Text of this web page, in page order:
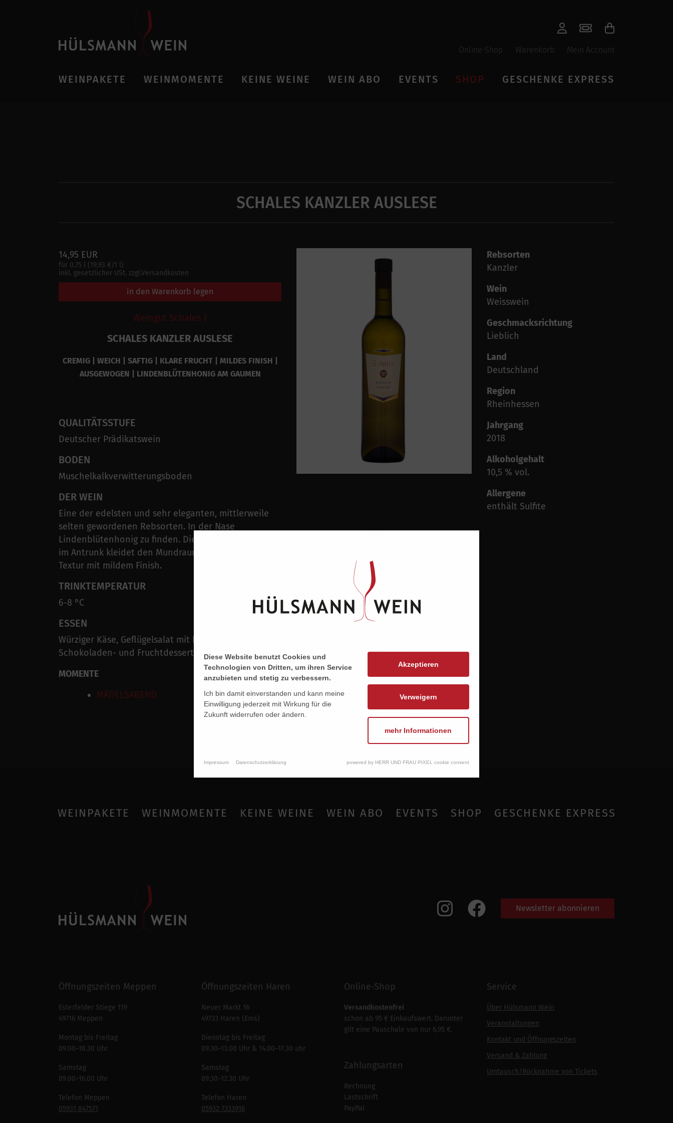
Online-Shop Warenkorb Mein Account
WEINPAKETE WEINMOMENTE KEINE WEINE WEIN ABO EVENTS SHOP GESCHENKE EXPRESS
SCHALES KANZLER AUSLESE
14,95 EUR
für 0.75 l (19,93 €/1 l)
inkl. gesetzlicher USt. zzgl.Versandkosten
in den Warenkorb legen
Weingut Schales |
SCHALES KANZLER AUSLESE
CREMIG | WEICH | SAFTIG | KLARE FRUCHT | MILDES FINISH |
AUSGEWOGEN | LINDENBLÜTENHONIG AM GAUMEN
QUALITÄTSSTUFE
Deutscher Prädikatswein
BODEN
Muschelkalkverwitterungsboden
DER WEIN
Eine der edelsten und sehr eleganten, mittlerweile
selten gewordenen Rebsorten. In der Nase
Lindenblütenhonig zu finden. Die saftig-süße Frucht
im Antrunk kleidet den Mundraum sanft aus. Cremige
Textur mit mildem Finish.
TRINKTEMPERATUR
6-8 °C
ESSEN
Würziger Käse, Geflügelsalat mit Früchten,
Schokoladen- und Fruchtdesserts
MOMENTE
MÄDELSABEND
Rebsorten
Kanzler
Wein
Weisswein
Geschmacksrichtung
Lieblich
Land
Deutschland
Region
Rheinhessen
Jahrgang
2018
Alkoholgehalt
10,5 % vol.
Allergene
enthält Sulfite
WEINPAKETE WEINMOMENTE KEINE WEINE WEIN ABO EVENTS SHOP GESCHENKE EXPRESS
Newsletter abonnieren
Öffnungszeiten Meppen
Esterfelder Stiege 119
49716 Meppen
Montag bis Freitag
09.00–18.30 Uhr
Samstag
09.00–16.00 Uhr
Telefon Meppen
05931 847571
Öffnungszeiten Haren
Neuer Markt 16
49733 Haren (Ems)
Dienstag bis Freitag
09.30–13.00 Uhr & 14.00–17.30 uhr
Samstag
09.30–12.30 Uhr
Telefon Haren
05932 7333916
Online-Shop
Versandkostenfrei
schon ab 95 € Einkaufswert. Darunter
gilt eine Pauschale von nur 6,95 €.
Zahlungsarten
Rechnung
Lastschrift
PayPal
Service
Über Hülsmann Wein
Veranstaltungen
Kontakt und Öffnungszeiten
Versand & Zahlung
Umtausch/Rücknahme von Tickets
Diese Website benutzt Cookies und
Technologien von Dritten, um ihren Service
anzubieten und stetig zu verbessern.
Ich bin damit einverstanden und kann meine
Einwilligung jederzeit mit Wirkung für die
Zukunft widerrufen oder ändern.
Akzeptieren
Verweigern
mehr Informationen
Impressum Datenschutzerklärung powered by HERR UND FRAU PIXEL cookie consent